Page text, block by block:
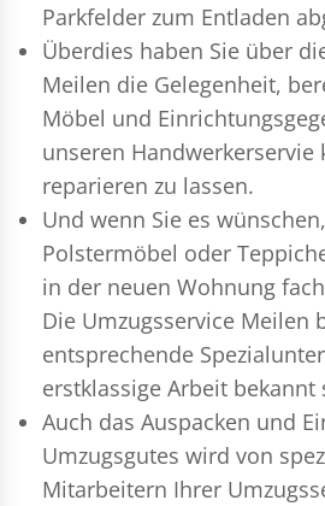
Parkfelder zum Entladen
Überdies haben Sie über
Meilen die Gelegenheit,
Möbel und
unseren Handwerkerservie
reparieren zu lassen.
Und wenn Sie es
Polstermöbel oder
in der neuen Wohnung
Die Umzugsservice Meilen
entsprechende
erstklassige Arbeit bekannt
Auch das Auspacken und
Umzugsgutes wird von
Mitarbeitern Ihrer